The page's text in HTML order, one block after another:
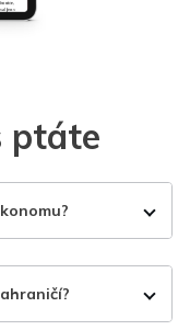
ptáte